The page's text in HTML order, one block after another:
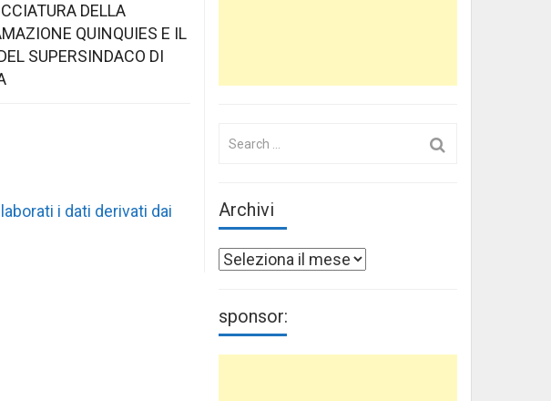
DELLA
QUINQUIES E IL
SUPERSINDACO DI
i dati derivati dai
Archivi
Archivi
sponsor: